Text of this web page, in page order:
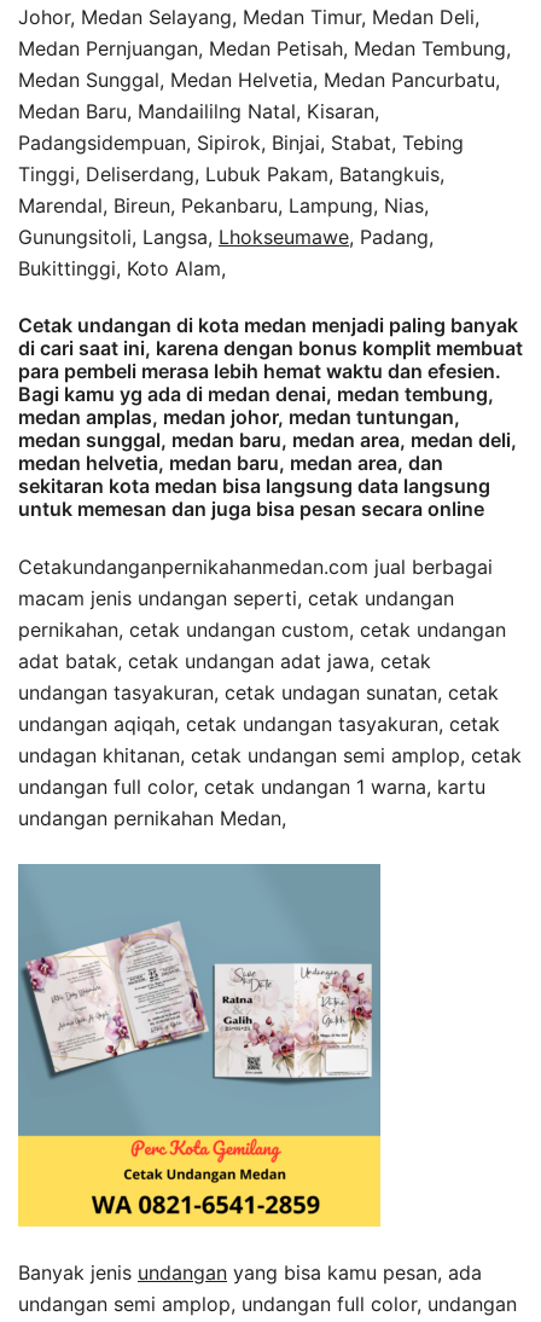
Johor, Medan Selayang, Medan Timur, Medan Deli,
Medan Pernjuangan, Medan Petisah, Medan Tembung,
Medan Sunggal, Medan Helvetia, Medan Pancurbatu,
Medan Baru, Mandaililng Natal, Kisaran,
Padangsidempuan, Sipirok, Binjai, Stabat, Tebing
Tinggi, Deliserdang, Lubuk Pakam, Batangkuis,
Marendal, Bireun, Pekanbaru, Lampung, Nias,
Gunungsitoli, Langsa, Lhokseumawe, Padang,
Bukittinggi, Koto Alam,
Cetak undangan di kota medan menjadi paling banyak
di cari saat ini, karena dengan bonus komplit membuat
para pembeli merasa lebih hemat waktu dan efesien.
Bagi kamu yg ada di medan denai, medan tembung,
medan amplas, medan johor, medan tuntungan,
medan sunggal, medan baru, medan area, medan deli,
medan helvetia, medan baru, medan area, dan
sekitaran kota medan bisa langsung data langsung
untuk memesan dan juga bisa pesan secara online
Cetakundanganpernikahanmedan.com jual berbagai
macam jenis undangan seperti, cetak undangan
pernikahan, cetak undangan custom, cetak undangan
adat batak, cetak undangan adat jawa, cetak
undangan tasyakuran, cetak undagan sunatan, cetak
undangan aqiqah, cetak undangan tasyakuran, cetak
undagan khitanan, cetak undangan semi amplop, cetak
undangan full color, cetak undangan 1 warna, kartu
undangan pernikahan Medan,
Banyak jenis undangan yang bisa kamu pesan, ada
undangan semi amplop, undangan full color, undangan